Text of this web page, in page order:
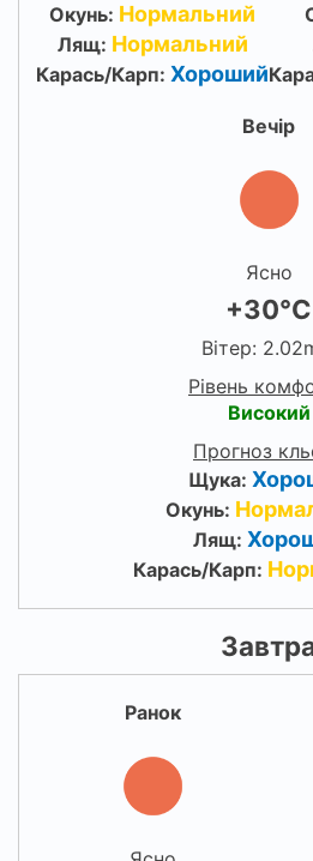
Окунь: Нормальний
Лящ: Нормальний
Карась/Карп: Хороший
Вечір
Ясно
+30°C
Вітер:
Рівень
Високий
Прогноз
Щука:
Окунь:
Лящ:
Карась/Карп:
Ранок